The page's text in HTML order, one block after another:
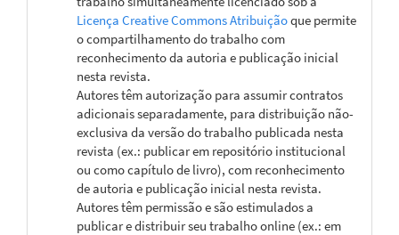
Licença Creative Commons Atribuiçãoque permite
o compartilhamento do trabalho com
reconhecimento da autoria e publicação inicial
nesta revista.
Autores têm autorização para assumir contratos
adicionais separadamente, para distribuição não-
exclusiva da versão do trabalho publicada nesta
revista (ex.: publicar em repositório institucional
ou como capítulo de livro), com reconhecimento
de autoria e publicação inicial nesta revista.
Autores têm permissão e são estimulados a
publicar e distribuir seu trabalho online (ex.: em